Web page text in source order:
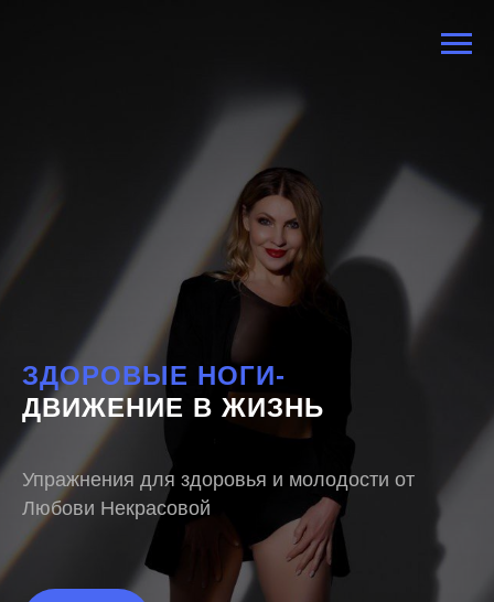
ЗДОРОВЫЕ НОГИ-
ДВИЖЕНИЕ В ЖИЗНЬ
Упражнения для здоровья и молодости от
Любови Некрасовой